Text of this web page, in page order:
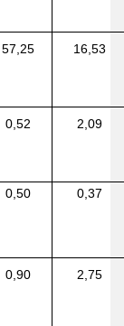
57,25 16,53
0,52 2,09
0,50 0,37
0,90 2,75